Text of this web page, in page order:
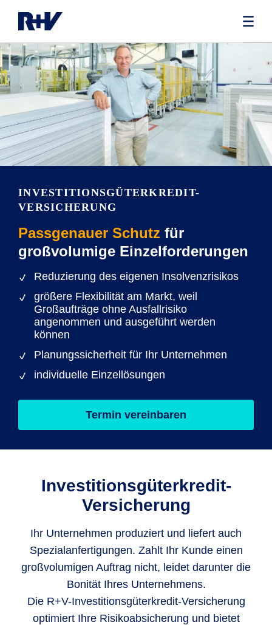
INVESTITIONSGÜTERKREDIT-
VERSICHERUNG
Passgenauer Schutz für
großvolumige Einzelforderungen
Reduzierung des eigenen Insolvenzrisikos
größere Flexibilität am Markt, weil
Großaufträge ohne Ausfallrisiko
angenommen und ausgeführt werden
können
Planungssicherheit für Ihr Unternehmen
individuelle Einzellösungen
Termin vereinbaren
Investitionsgüterkredit-
Versicherung
Ihr Unternehmen produziert und liefert auch
Spezialanfertigungen. Zahlt Ihr Kunde einen
großvolumigen Auftrag nicht, leidet darunter die
Bonität Ihres Unternehmens.
Die R+V-Investitionsgüterkredit-Versicherung
optimiert Ihre Risikoabsicherung und bietet